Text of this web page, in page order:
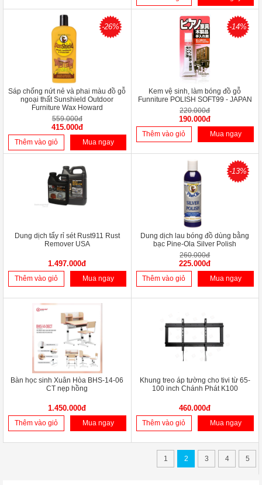
-26%
Sáp chống nứt nẻ và phai màu đồ gỗ
ngoại thất Sunshield Outdoor
Furniture Wax Howard
559.000đ
415.000đ
Thêm vào giỏ Mua ngay
-14%
Kem vệ sinh, làm bóng đồ gỗ
Funniture POLISH SOFT99 - JAPAN
220.000đ
190.000đ
Thêm vào giỏ Mua ngay
Dung dịch tẩy rỉ sét Rust911 Rust
Remover USA
1.497.000đ
Thêm vào giỏ Mua ngay
-13%
Dung dịch lau bóng đồ dùng bằng
bạc Pine-Ola Silver Polish
260.000đ
225.000đ
Thêm vào giỏ Mua ngay
Bàn học sinh Xuân Hòa BHS-14-06
CT nẹp hồng
1.450.000đ
Thêm vào giỏ Mua ngay
Khung treo áp tường cho tivi từ 65-
100 inch Chánh Phát K100
460.000đ
Thêm vào giỏ Mua ngay
1 2 3 4 5